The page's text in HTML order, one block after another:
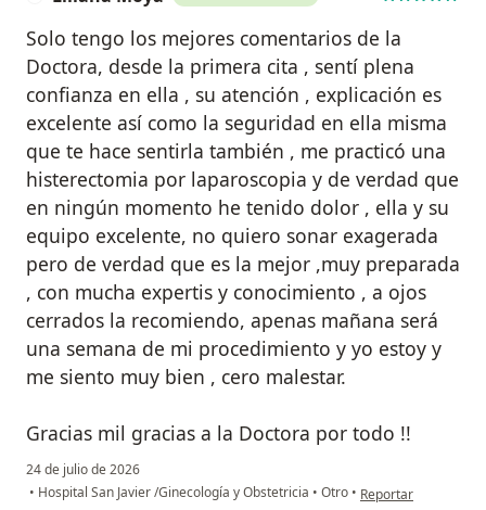
Solo tengo los mejores comentarios de la
Doctora, desde la primera cita , sentí plena
confianza en ella , su atención , explicación es
excelente así como la seguridad en ella misma
que te hace sentirla también , me practicó una
histerectomia por laparoscopia y de verdad que
en ningún momento he tenido dolor , ella y su
equipo excelente, no quiero sonar exagerada
pero de verdad que es la mejor ,muy preparada
, con mucha expertis y conocimiento , a ojos
cerrados la recomiendo, apenas mañana será
una semana de mi procedimiento y yo estoy y
me siento muy bien , cero malestar.
Gracias mil gracias a la Doctora por todo !!
24 de julio de 2026
• Hospital San Javier /Ginecología y Obstetricia • Otro • en opinión del
Reportar